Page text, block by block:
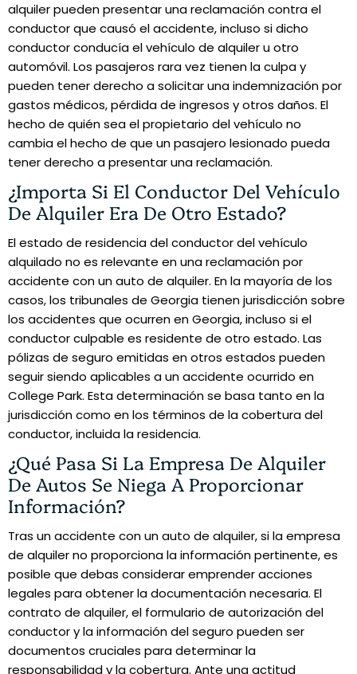
alquiler pueden presentar una reclamación contra el
conductor que causó el accidente, incluso si dicho
conductor conducía el vehículo de alquiler u otro
automóvil. Los pasajeros rara vez tienen la culpa y
pueden tener derecho a solicitar una indemnización por
gastos médicos, pérdida de ingresos y otros daños. El
hecho de quién sea el propietario del vehículo no
cambia el hecho de que un pasajero lesionado pueda
tener derecho a presentar una reclamación.
¿Importa Si El Conductor Del Vehículo
De Alquiler Era De Otro Estado?
El estado de residencia del conductor del vehículo
alquilado no es relevante en una reclamación por
accidente con un auto de alquiler. En la mayoría de los
casos, los tribunales de Georgia tienen jurisdicción sobre
los accidentes que ocurren en Georgia, incluso si el
conductor culpable es residente de otro estado. Las
pólizas de seguro emitidas en otros estados pueden
seguir siendo aplicables a un accidente ocurrido en
College Park. Esta determinación se basa tanto en la
jurisdicción como en los términos de la cobertura del
conductor, incluida la residencia.
¿Qué Pasa Si La Empresa De Alquiler
De Autos Se Niega A Proporcionar
Información?
Tras un accidente con un auto de alquiler, si la empresa
de alquiler no proporciona la información pertinente, es
posible que debas considerar emprender acciones
legales para obtener la documentación necesaria. El
contrato de alquiler, el formulario de autorización del
conductor y la información del seguro pueden ser
documentos cruciales para determinar la
responsabilidad y la cobertura. Ante una actitud